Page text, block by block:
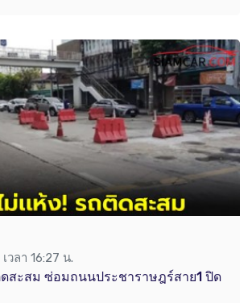
วลา 16:27 น.
ดสะสม ซ่อมถนนประชาราษฎร์สาย1 ปิด